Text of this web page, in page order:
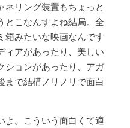
ネリング装置もちょっと
とこなんすよね結局。全
箱みたいな映画なんです
ィアがあったり、美しい
ションがあったり、アガ
まで結構ノリノリで面白
よ。こういう面白くて適